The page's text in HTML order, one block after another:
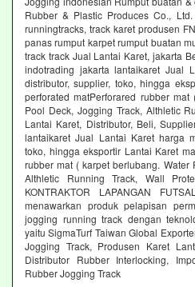
Rubber & Plastic Produces Co.,
runningtracks, track karet produsen
panas rumput karpet rumput buatan
track track Jual Lantai Karet, jakarta
indotrading jakarta lantaikaret Jual
distributor, supplier, toko, hingga
perforated matPerforared rubber
Pool Deck, Jogging Track, Althletic
Lantai Karet, Distributor, Beli,
lantaikaret Jual Lantai Karet harga
toko, hingga eksportir Lantai Karet
rubber mat ( karpet berlubang. Water
Althletic Running Track, Wall
KONTRAKTOR LAPANGAN
menawarkan produk pelapisan
jogging running track dengan
yaitu SigmaTurf Taiwan Global
Jogging Track, Produsen Karet
Distributor Rubber Interlocking,
Rubber Jogging Track